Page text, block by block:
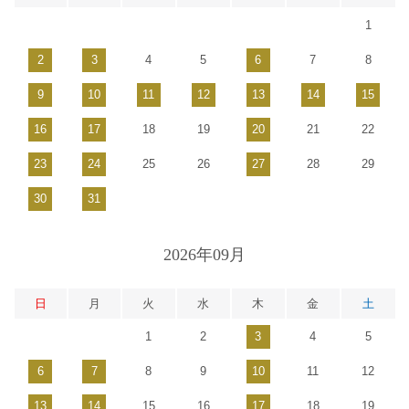
1
2 3 4 5 6 7 8
9 10 11 12 13 14 15
16 17 18 19 20 21 22
23 24 25 26 27 28 29
30 31
2026年09月
日 月 火 水 木 金 土
1 2 3 4 5
6 7 8 9 10 11 12
13 14 15 16 17 18 19